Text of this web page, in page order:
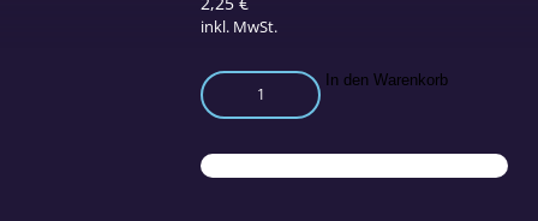
inkl. MwSt.
Zur
Wissenschaftstheorie
neuen
Homöopathie
In den Warenkorb